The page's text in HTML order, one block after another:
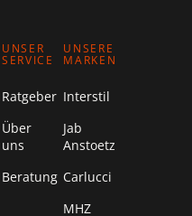
UNSER
SERVICE
Ratgeber
Über
uns
Beratung
UNSERE
MARKEN
Interstil
Jab
Anstoetz
Carlucci
MHZ